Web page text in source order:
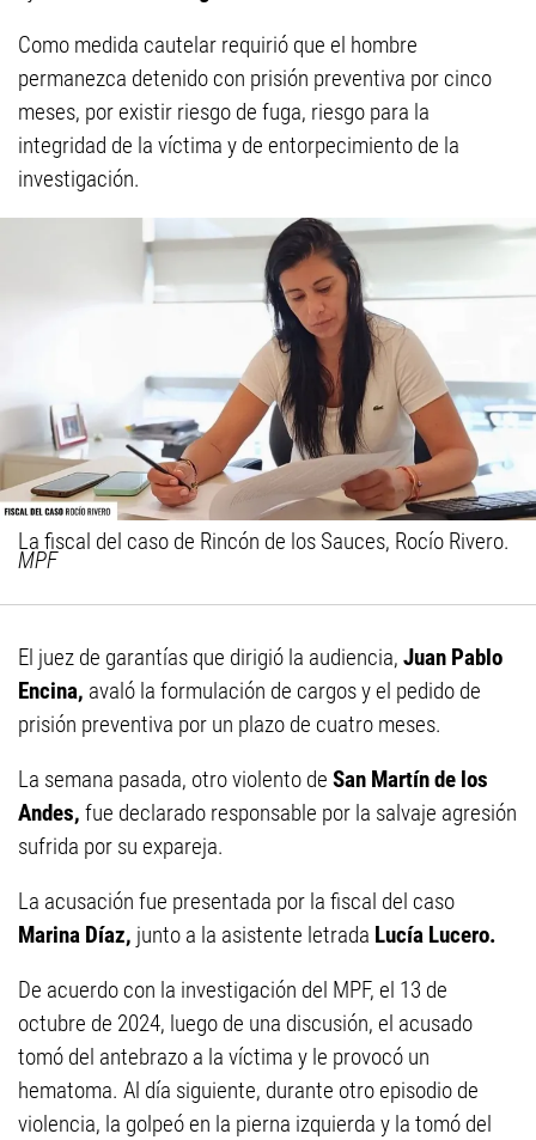
Como medida cautelar requirió que el hombre
permanezca detenido con prisión preventiva por cinco
meses, por existir riesgo de fuga, riesgo para la
integridad de la víctima y de entorpecimiento de la
investigación.
La fiscal del caso de Rincón de los Sauces, Rocío Rivero.
MPF
El juez de garantías que dirigió la audiencia, Juan Pablo
Encina, avaló la formulación de cargos y el pedido de
prisión preventiva por un plazo de cuatro meses.
La semana pasada, otro violento de San Martín de los
Andes, fue declarado responsable por la salvaje agresión
sufrida por su expareja.
La acusación fue presentada por la fiscal del caso
Marina Díaz, junto a la asistente letrada Lucía Lucero.
De acuerdo con la investigación del MPF, el 13 de
octubre de 2024, luego de una discusión, el acusado
tomó del antebrazo a la víctima y le provocó un
hematoma. Al día siguiente, durante otro episodio de
violencia, la golpeó en la pierna izquierda y la tomó del